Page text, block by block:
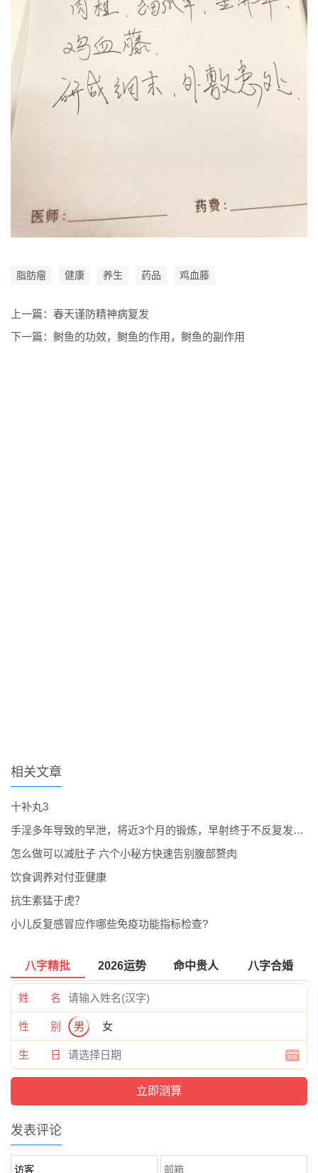
脂肪瘤 健康 养生 药品 鸡血藤
上一篇： 春天谨防精神病复发
下一篇： 鲥鱼的功效，鲥鱼的作用，鲥鱼的副作用
相关文章
十补丸3
手淫多年导致的早泄，将近3个月的锻炼，早射终于不反复发作了。
怎么做可以减肚子 六个小秘方快速告别腹部赘肉
饮食调养对付亚健康
抗生素猛于虎？
小儿反复感冒应作哪些免疫功能指标检查?
八字精批 2026运势 命中贵人 八字合婚
姓 名
性 别 男 女
生 日
发表评论